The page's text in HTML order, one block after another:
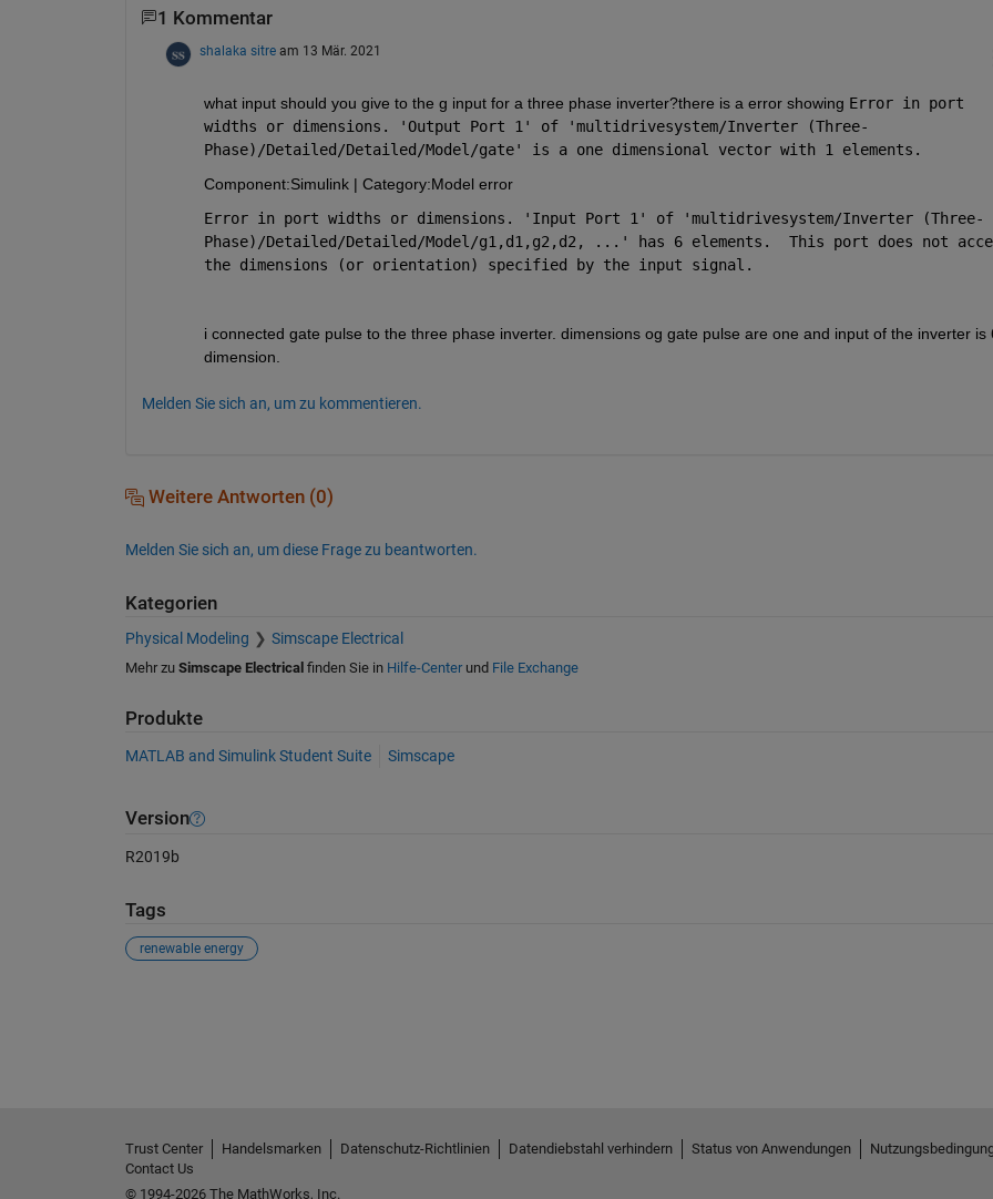
1 Kommentar
shalaka sitre am 13 Mär. 2021
what input should you give to the g input for a three phase inverter?there is a error showing Error in port
widths or dimensions. ' Output Port 1 ' of 'multidrivesystem/Inverter (Three-
Phase)/Detailed/Detailed/Model/gate' is a one dimensional vector with 1 elements.
Component:Simulink | Category:Model error
Error in port widths or dimensions. ' Input Port 1 ' of 'multidrivesystem/Inverter (Three-
Phase)/Detailed/Detailed/Model/g1,d1,g2,d2, ... ' has 6 elements.  This port does not
the dimensions (or orientation) specified by the input signal.
i connected gate pulse to the three phase inverter. dimensions og gate pulse are one and input of the inverter is
dimension.
Melden Sie sich an, um zu kommentieren.
Weitere Antworten (0)
Melden Sie sich an, um diese Frage zu beantworten.
Kategorien
Physical Modeling Simscape Electrical
Mehr zu Simscape Electrical finden Sie in Hilfe-Centerund File Exchange
Produkte
MATLAB and Simulink Student Suite Simscape
Version
R2019b
Tags
renewable energy
Trust Center Handelsmarken Datenschutz-Richtlinien Datendiebstahl verhindern Status von Anwendungen
Contact Us
© 1994-2026 The MathWorks, Inc.